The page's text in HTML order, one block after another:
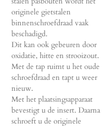
originele gietstalen
binnenschroefdraad vaak
beschadigd.
Dit kan ook gebeuren door
oxidatie, hitte en strooizout.
Met de tap ruimt u het oude
schroefdraad en tapt u weer
nieuw.
Met het plaatsingsapparaat
bevestigt u de insert. Daarna
schroeft u de originele